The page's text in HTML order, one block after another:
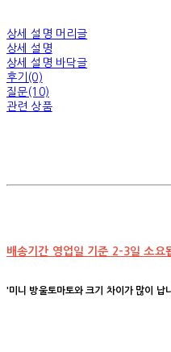
상세 설명 머리글
상세 설명
상세 설명 바닥글
후기(0)
질문(10)
관련 상품
배송기간 영업일 기준 2-3일 소요
'미니 방울토마토와 크기 차이가 많이 납